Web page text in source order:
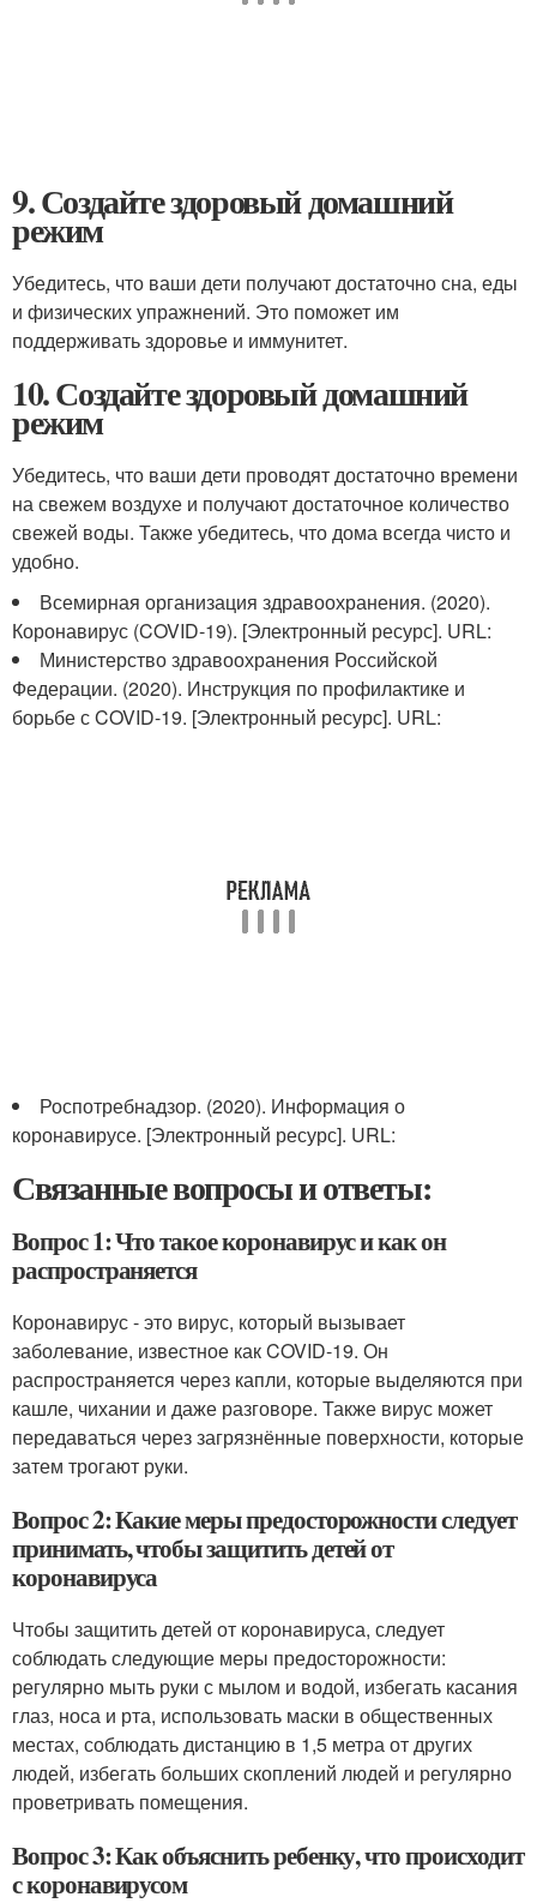
9. Создайте здоровый домашний
режим
Убедитесь, что ваши дети получают достаточно сна, еды
и физических упражнений. Это поможет им
поддерживать здоровье и иммунитет.
10. Создайте здоровый домашний
режим
Убедитесь, что ваши дети проводят достаточно времени
на свежем воздухе и получают достаточное количество
свежей воды. Также убедитесь, что дома всегда чисто и
удобно.
Всемирная организация здравоохранения. (2020).
Коронавирус (COVID-19). [Электронный ресурс]. URL:
Министерство здравоохранения Российской
Федерации. (2020). Инструкция по профилактике и
борьбе с COVID-19. [Электронный ресурс]. URL:
Роспотребнадзор. (2020). Информация о
коронавирусе. [Электронный ресурс]. URL:
Связанные вопросы и ответы:
Вопрос 1: Что такое коронавирус и как он
распространяется
Коронавирус - это вирус, который вызывает
заболевание, известное как COVID-19. Он
распространяется через капли, которые выделяются при
кашле, чихании и даже разговоре. Также вирус может
передаваться через загрязнённые поверхности, которые
затем трогают руки.
Вопрос 2: Какие меры предосторожности следует
принимать, чтобы защитить детей от
коронавируса
Чтобы защитить детей от коронавируса, следует
соблюдать следующие меры предосторожности:
регулярно мыть руки с мылом и водой, избегать касания
глаз, носа и рта, использовать маски в общественных
местах, соблюдать дистанцию в 1,5 метра от других
людей, избегать больших скоплений людей и регулярно
проветривать помещения.
Вопрос 3: Как объяснить ребенку, что происходит
с коронавирусом